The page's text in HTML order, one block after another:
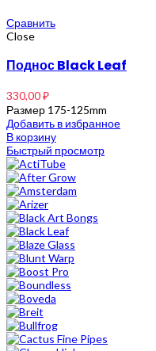
Сравнить
Close
Поднос Black Leaf
330,00₽
Размер 175-125mm
Добавить в избранное
В корзину
Быстрый просмотр